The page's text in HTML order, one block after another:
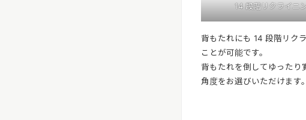
14 段階リクライニ
背もたれにも 14 段階リク
ことが可能です。
背もたれを倒してゆったり
角度をお選びいただけます。